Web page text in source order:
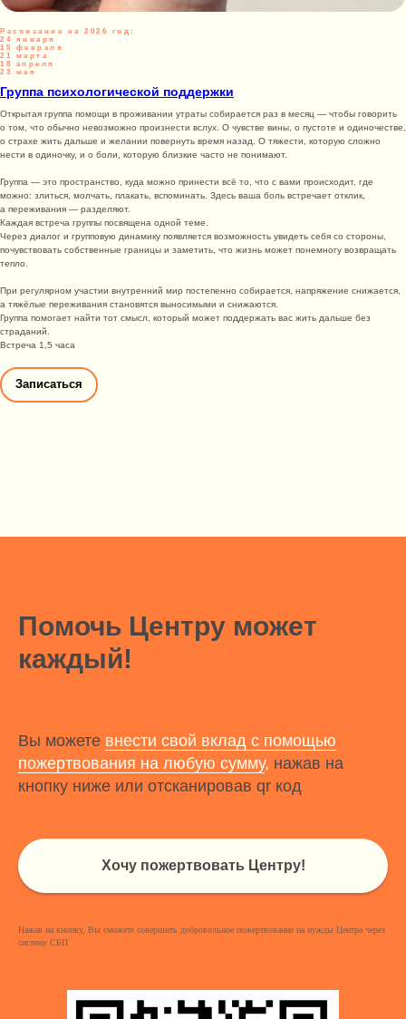
Расписание на 2026 год:
24 января
15 февраля
21 марта
18 апреля
23 мая
Группа психологической поддержки
Открытая группа помощи в проживании утраты собирается раз в месяц — чтобы говорить
о том, что обычно невозможно произнести вслух. О чувстве вины, о пустоте и одиночестве,
о страхе жить дальше и желании повернуть время назад. О тяжести, которую сложно
нести в одиночку, и о боли, которую близкие часто не понимают.
Группа — это пространство, куда можно принести всё то, что с вами происходит, где
можно: злиться, молчать, плакать, вспоминать. Здесь ваша боль встречает отклик,
а переживания — разделяют.
Каждая встреча группы посвящена одной теме.
Через диалог и групповую динамику появляется возможность увидеть себя со стороны,
почувствовать собственные границы и заметить, что жизнь может понемногу возвращать
тепло.
При регулярном участии внутренний мир постепенно собирается, напряжение снижается,
а тяжёлые переживания становятся выносимыми и снижаются.
Группа помогает найти тот смысл, который может поддержать вас жить дальше без
страданий.
Встреча 1,5 часа
Записаться
Помочь Центру может
каждый!
Вы можете внести свой вклад с помощью
пожертвования на любую сумму, нажав на
кнопку ниже или отсканировав qr код
Хочу пожертвовать Центру!
Нажав на кнопку, Вы сможете совершить добровольное пожертвование на нужды Центра через
систему СБП